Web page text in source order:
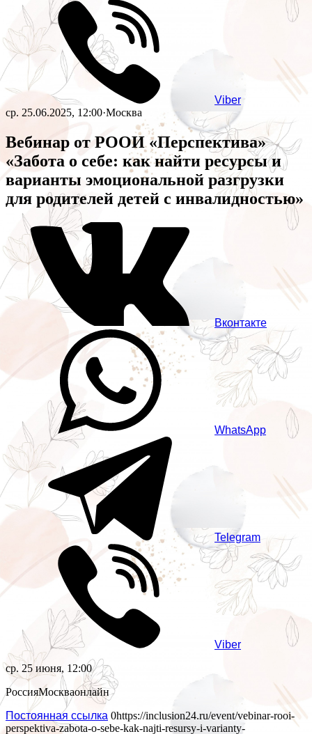
Viber
ср. 25.06.2025, 12:00·Москва
Вебинар от РООИ «Перспектива»
«Забота о себе: как найти ресурсы и
варианты эмоциональной разгрузки
для родителей детей с инвалидностью»
Вконтакте
WhatsApp
Telegram
Viber
ср. 25 июня, 12:00
РоссияМоскваонлайн
Постоянная ссылка 0https://inclusion24.ru/event/vebinar-rooi-
perspektiva-zabota-o-sebe-kak-najti-resursy-i-varianty-